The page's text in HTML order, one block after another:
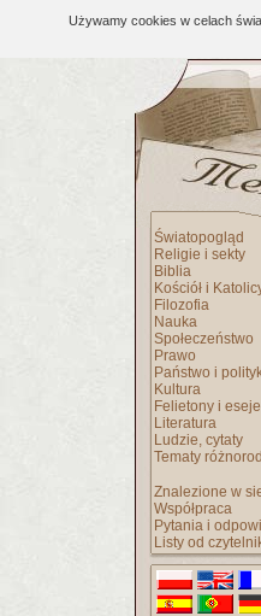
Używamy cookies w celach
Światopogląd
Religie i sekty
Biblia
Kościół i
Filozofia
Nauka
Społeczeństwo
Prawo
Państwo i
Kultura
Felietony i eseje
Literatura
Ludzie, cytaty
Tematy
Znalezione w
Współpraca
Pytania i
Listy od